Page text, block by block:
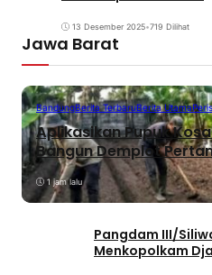
13 Desember 2025•719 Dilihat
Jawa Barat
BandungBerita TerbaruBerita Utama
Aplikasikan Pupuk
Bangun Demplot
1 jam lalu
Pangdam III/
Menkopolkam